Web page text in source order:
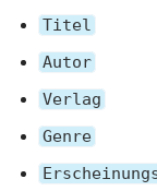
Titel
Autor
Verlag
Genre